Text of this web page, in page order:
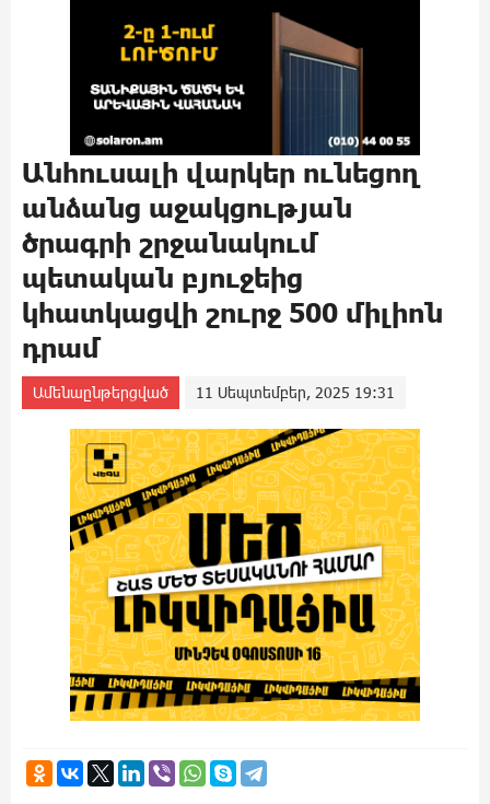
Անհուսալի վարկեր ունեցող
անձանց աջակցության
ծրագրի շրջանակում
պետական բյուջեից
կհատկացվի շուրջ 500 միլիոն
դրամ
Ամենաընթերցված 11 Սեպտեմբեր, 2025 19:31